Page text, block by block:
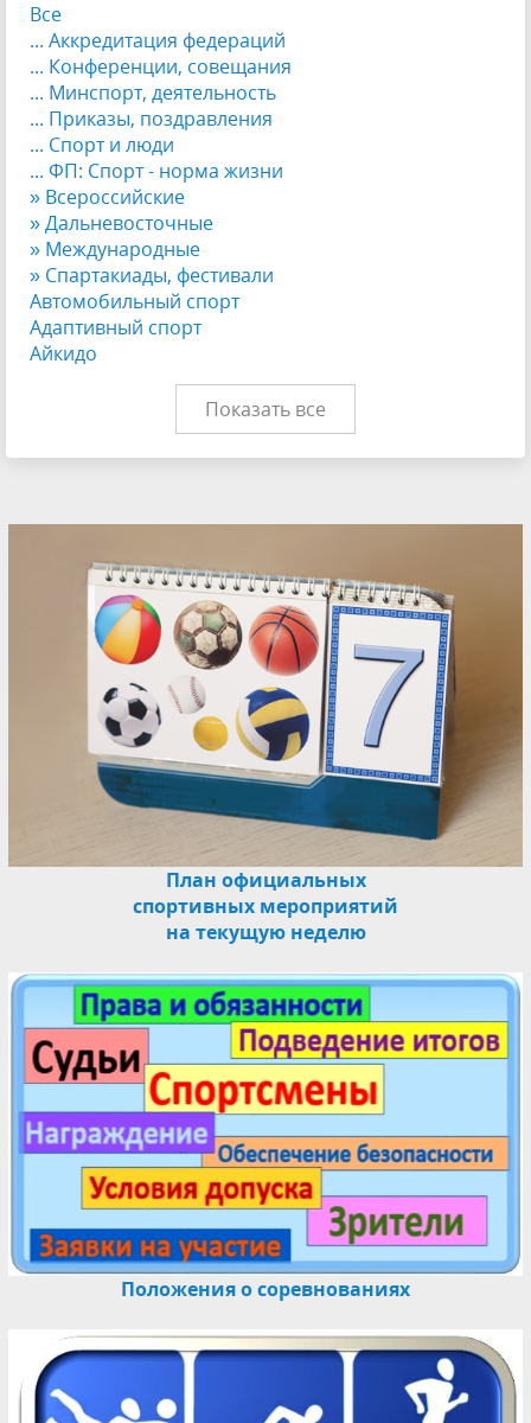
Все
... Аккредитация федераций
... Конференции, совещания
... Минспорт, деятельность
... Приказы, поздравления
... Спорт и люди
... ФП: Спорт - норма жизни
» Всероссийские
» Дальневосточные
» Международные
» Спартакиады, фестивали
Автомобильный спорт
Адаптивный спорт
Айкидо
Показать все
План официальных
спортивных мероприятий
на текущую неделю
Положения о соревнованиях